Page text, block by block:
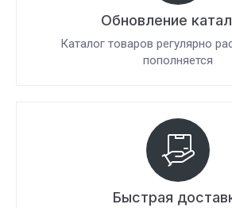
Обновление
Каталог товаров регулярно
пополняется
Быстрая